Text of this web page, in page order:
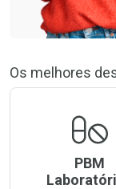
Os melhores
PBM